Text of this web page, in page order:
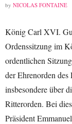
by NICOLAS FONTAINE
König Carl XVI.
Ordenssitzung im
ordentlichen
der Ehrenorden des
insbesondere über
Ritterorden. Bei
Präsident